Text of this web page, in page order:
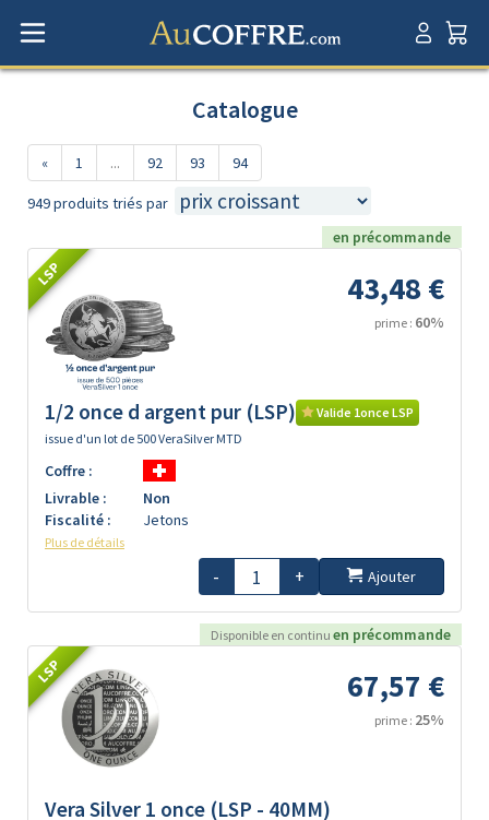
Catalogue
« 1 ... 92 93 94
949 produits triés par
en précommande
LSP 43,48 €
prime : 60%
1/2 once d argent pur (LSP)
Valide 1once LSP
issue d'un lot de 500 VeraSilver MTD
Coffre :
Livrable :
Non
Fiscalité :
Jetons
Plus de détails
- + Ajouter
Disponible en continu en précommande
LSP 67,57 €
prime : 25%
Vera Silver 1 once (LSP - 40MM)